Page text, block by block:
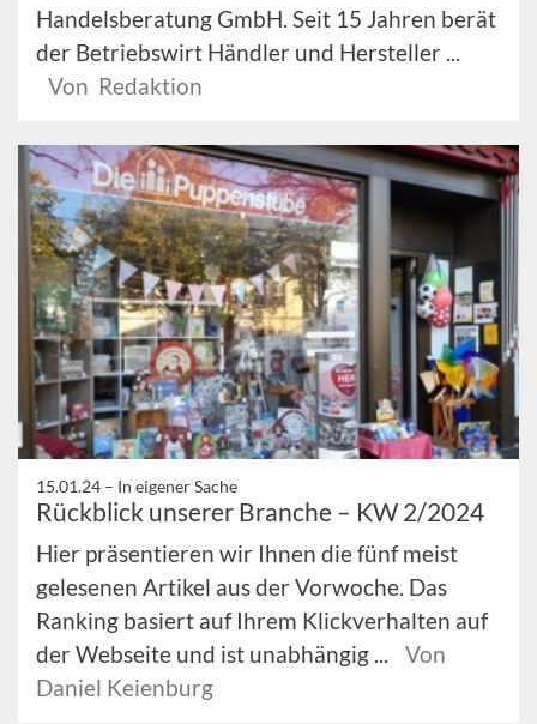
Handelsberatung GmbH. Seit 15 Jahren berät
der Betriebswirt Händler und Hersteller ...
Von Redaktion
15.01.24 – In eigener Sache
Rückblick unserer Branche – KW 2/2024
Hier präsentieren wir Ihnen die fünf meist
gelesenen Artikel aus der Vorwoche. Das
Ranking basiert auf Ihrem Klickverhalten auf
der Webseite und ist unabhängig ...
Von
Daniel Keienburg